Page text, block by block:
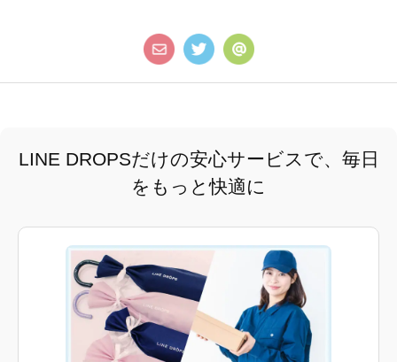
LINE DROPSだけの安心サービスで、毎日
をもっと快適に